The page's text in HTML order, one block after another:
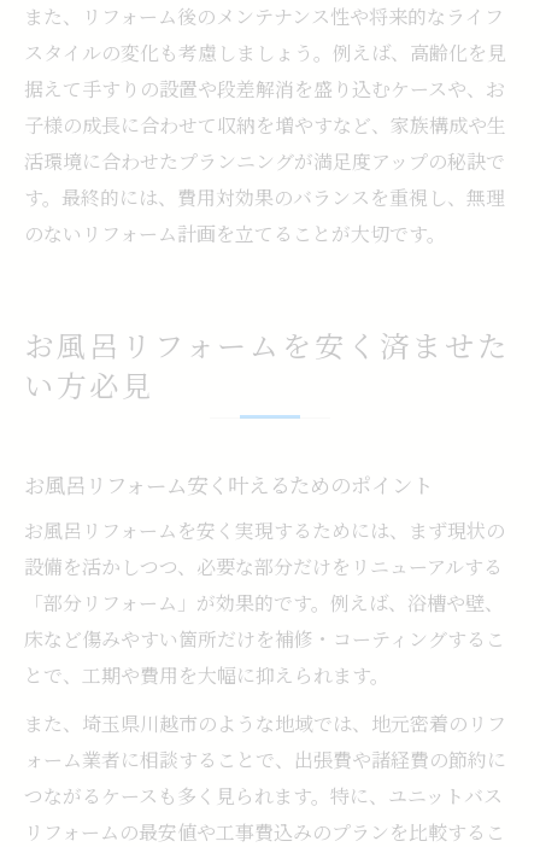
また、リフォーム後のメンテナンス性や将来的なライフ
スタイルの変化も考慮しましょう。例えば、高齢化を見
据えて手すりの設置や段差解消を盛り込むケースや、お
子様の成長に合わせて収納を増やすなど、家族構成や生
活環境に合わせたプランニングが満足度アップの秘訣で
す。最終的には、費用対効果のバランスを重視し、無理
のないリフォーム計画を立てることが大切です。
お風呂リフォームを安く済ませた
い方必見
お風呂リフォーム安く叶えるためのポイント
お風呂リフォームを安く実現するためには、まず現状の
設備を活かしつつ、必要な部分だけをリニューアルする
「部分リフォーム」が効果的です。例えば、浴槽や壁、
床など傷みやすい箇所だけを補修・コーティングするこ
とで、工期や費用を大幅に抑えられます。
また、埼玉県川越市のような地域では、地元密着のリフ
ォーム業者に相談することで、出張費や諸経費の節約に
つながるケースも多く見られます。特に、ユニットバス
リフォームの最安値や工事費込みのプランを比較するこ